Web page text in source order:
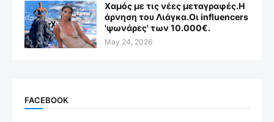
Χαμός με τις νέες μεταγραφές.Η
άρνηση του Λιάγκα.Οι influencers
'ψωνάρες' των 10.000€.
May 24, 2026
FACEBOOK